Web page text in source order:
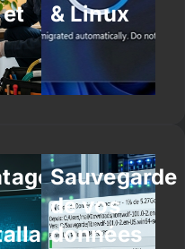
& Linux
Sauvegarde
de vos
données